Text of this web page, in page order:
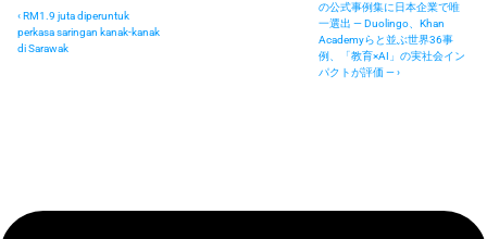
‹ RM1.9 juta diperuntuk
perkasa saringan kanak-kanak
di Sarawak
の公式事例集に日本企業で唯
一選出 ― Duolingo、Khan
Academyらと並ぶ世界36事
例、「教育×AI」の実社会イン
パクトが評価 ― ›